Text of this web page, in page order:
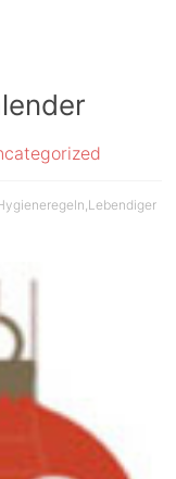
,Lebendiger